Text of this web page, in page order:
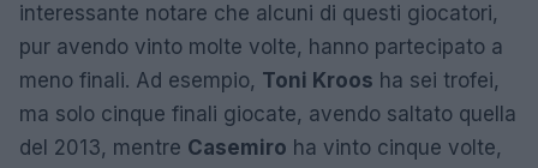
interessante notare che alcuni di questi giocatori,
pur avendo vinto molte volte, hanno partecipato a
meno finali. Ad esempio, Toni Kroos ha sei trofei,
ma solo cinque finali giocate, avendo saltato quella
del 2013, mentre Casemiro ha vinto cinque volte,